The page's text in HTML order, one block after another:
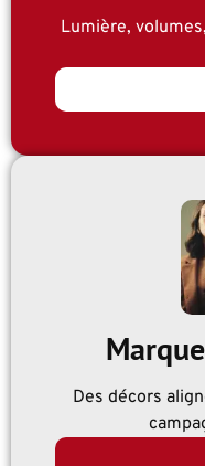
Lumière,
Des décors